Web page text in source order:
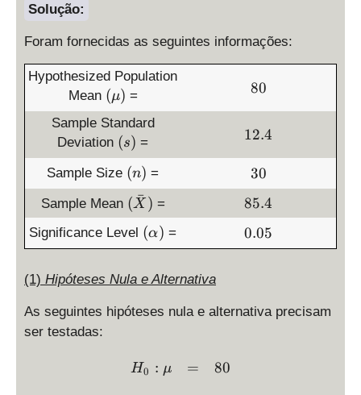
Solução:
Foram fornecidas as seguintes informações:
Hypothesized Population
Mean (
\
m
u
(μ) =
8
80
Sample Standard
Deviation (
s
)
(s) =
1
4
12.4
Sample Size (
n
)
(n) =
3
0
30
Sample Mean (
\
b
a
r
X
)
(X
ˉ) =
8
5
.
4
85.4
Significance Level (
\
l
h
(α) =
0
.
0.05
(1) Hipóteses Nula e Alternativa
As seguintes hipóteses nula e alternativa precisam
ser testadas:
\begin{array}{ccl}
H0 : μ = 80